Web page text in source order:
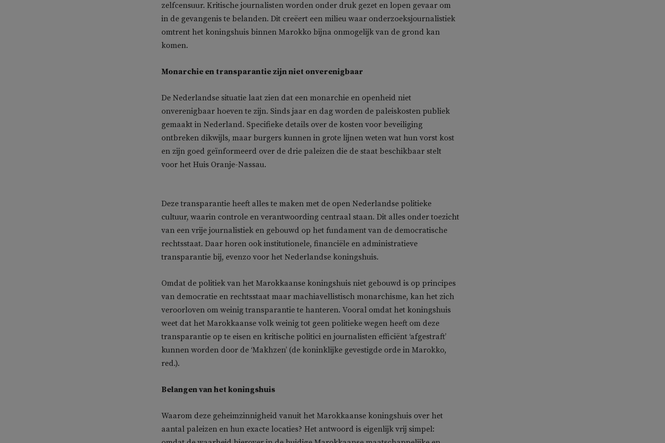
zelfcensuur. Kritische journalisten worden onder druk gezet en lopen gevaar om
in de gevangenis te belanden. Dit creëert een milieu waar onderzoeksjournalistiek
omtrent het koningshuis binnen Marokko bijna onmogelijk van de grond kan
komen.
Monarchie en transparantie zijn niet onverenigbaar
De Nederlandse situatie laat zien dat een monarchie en openheid niet
onverenigbaar hoeven te zijn. Sinds jaar en dag worden de paleiskosten publiek
gemaakt in Nederland. Specifieke details over de kosten voor beveiliging
ontbreken dikwijls, maar burgers kunnen in grote lijnen weten wat hun vorst kost
en zijn goed geïnformeerd over de drie paleizen die de staat beschikbaar stelt
voor het Huis Oranje-Nassau.
Deze transparantie heeft alles te maken met de open Nederlandse politieke
cultuur, waarin controle en verantwoording centraal staan. Dit alles onder toezicht
van een vrije journalistiek en gebouwd op het fundament van de democratische
rechtsstaat. Daar horen ook institutionele, financiële en administratieve
transparantie bij, evenzo voor het Nederlandse koningshuis.
Omdat de politiek van het Marokkaanse koningshuis niet gebouwd is op principes
van democratie en rechtsstaat maar machiavellistisch monarchisme, kan het zich
veroorloven om weinig transparantie te hanteren. Vooral omdat het koningshuis
weet dat het Marokkaanse volk weinig tot geen politieke wegen heeft om deze
transparantie op te eisen en kritische politici en journalisten efficiënt ‘afgestraft’
kunnen worden door de ‘Makhzen’ (de koninklijke gevestigde orde in Marokko,
red.).
Belangen van het koningshuis
Waarom deze geheimzinnigheid vanuit het Marokkaanse koningshuis over het
aantal paleizen en hun exacte locaties? Het antwoord is eigenlijk vrij simpel: